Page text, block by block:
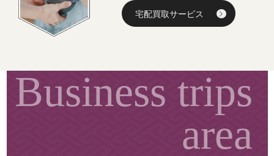
宅配買取サービス